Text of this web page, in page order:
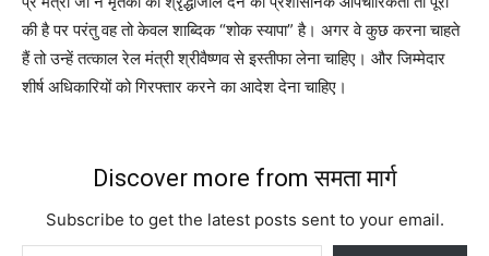
की है पर परंतु वह तो केवल शाब्दिक “शोक स्यापा” है। अगर वे कुछ करना चाहते
हैं तो उन्हें तत्काल रेल मंत्री श्रीवैष्णव से इस्तीफा लेना चाहिए। और जिम्मेदार
शीर्ष अधिकारियों को गिरफ्तार करने का आदेश देना चाहिए।
Discover more from समता मार्ग
Subscribe to get the latest posts sent to your email.
Type your email…